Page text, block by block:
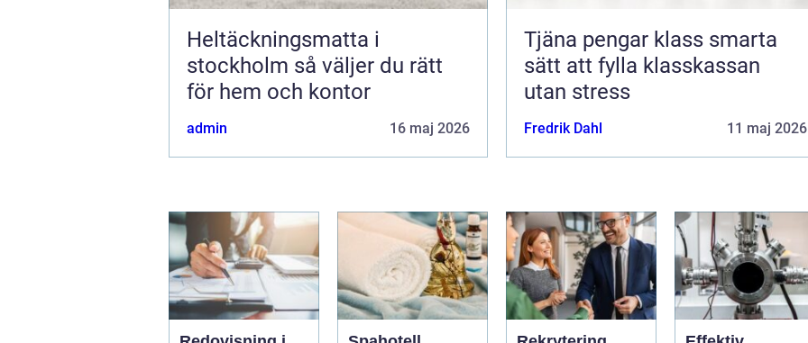
Heltäckningsmatta i
stockholm så väljer du rätt
för hem och kontor
admin 16 maj 2026
Tjäna pengar klass smarta
sätt att fylla klasskassan
utan stress
Fredrik Dahl 11 maj 2026